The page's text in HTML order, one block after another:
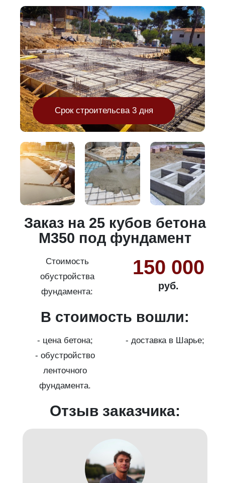
Срок строительсва 3 дня
Заказ на 25 кубов бетона
М350 под фундамент
Стоимость
обустройства
фундамента:
150 000
руб.
В стоимость вошли:
- цена бетона;
- доставка в Шарье;
- обустройство
ленточного
фундамента.
Отзыв заказчика: